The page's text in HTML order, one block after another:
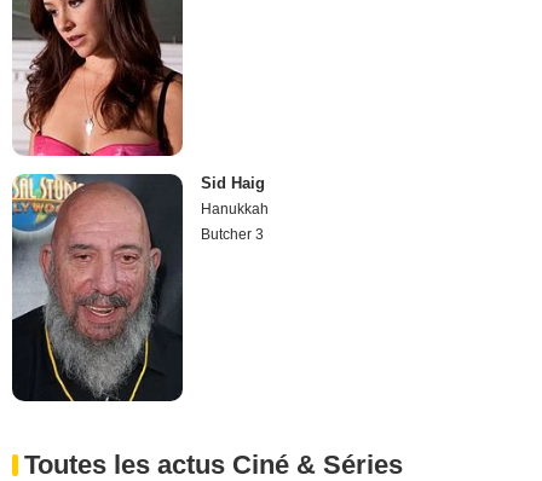
Sid Haig
Hanukkah
Butcher 3
Toutes les actus Ciné & Séries